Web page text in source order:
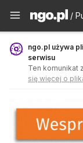
/
ngo.pl używa
serwisu
Ten komunikat
się więcej o